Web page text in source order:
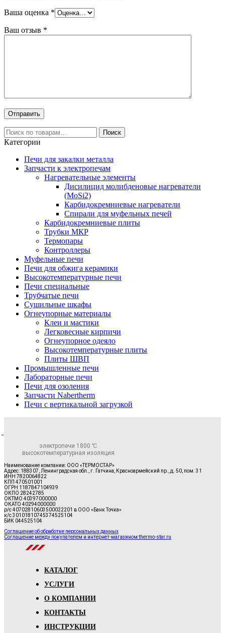
Ваша оценка *
Ваш отзыв *
Искать: Поиск
Категории
Печи для закалки металла
Запчасти к электропечам
Нагревательные элементы
Дисилицид молибденовые нагреватели
(MoSi2)
Карбидокремниевые нагреватели
Спирали для муфельных печей
Карбидокремниевые плиты
Трубки МКР
Термопары
Контроллеры
Муфельные печи
Печи для обжига керамики
Высокотемпературные печи
Печи специальные
Трубчатые печи
Сушильные шкафы
Огнеупорные материалы
Клеи и мастики
Легковесные кирпичи
Огнеупорное одеяло
Высокотемпературные плиты
Плиты ШВП
Промышленные печи
Лабораторные печи
Печи для озоления
Запчасти Nabertherm
Печи с вертикальной загрузкой
электропечи 1800 ℃
высокотемпературная изоляция
Наименование компании: ООО «ТЕРМОСТАР»
Адрес: 188307, Ленинградская обл., г. Гатчина, Красноармейский пр., д. 50, пом. 31
ИНН 7820064822
КПП 470501001
ОГРН 1187847104939
ОКПО 28242785
ОКТМО 40397000000
ОКАТО 40294000000
р/с 40702810603500022201 в ООО «Банк Точка»
к/с 30101810745374525104
БИК 044525104
Соглашение об обработке персональных данных
Соглашение между покупателем и интернет-магазином thermo-star.ru
КАТАЛОГ
УСЛУГИ
О КОМПАНИИ
КОНТАКТЫ
ИНСТРУКЦИИ